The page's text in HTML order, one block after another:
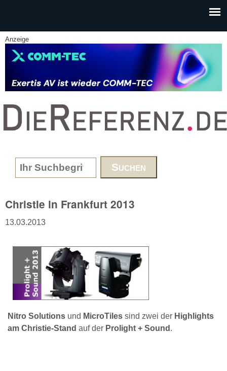
Anzeige
www.DieReferenz.de
Search form
Christie in Frankfurt 2013
13.03.2013
Nitro Solutions und MicroTiles sind zwei der Highlights
am Christie-Stand auf der Prolight + Sound .